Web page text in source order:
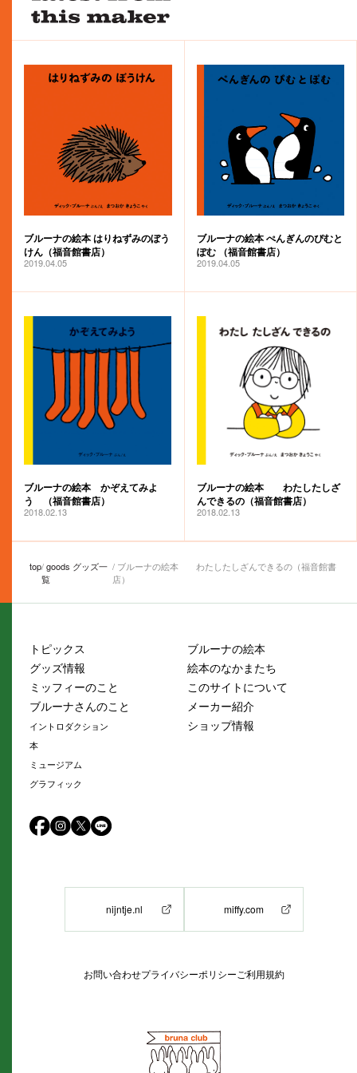
ブルーナの絵本 はりねずみのぼう
けん（福音館書店）
2019.04.05
ブルーナの絵本 ぺんぎんのぴむと
ぽむ （福音館書店）
2019.04.05
ブルーナの絵本 かぞえてみよ
う （福音館書店）
2018.02.13
ブルーナの絵本 わたしたしざ
んできるの（福音館書店）
2018.02.13
top goods グッズ一
覧
ブルーナの絵本 わたしたしざんできるの（福音館書
店）
トピックス
グッズ情報
ミッフィーのこと
ブルーナさんのこと
イントロダクション
本
ミュージアム
グラフィック
ブルーナの絵本
絵本のなかまたち
このサイトについて
メーカー紹介
ショップ情報
nijntje.nl miffy.com
お問い合わせプライバシーポリシーご利用規約